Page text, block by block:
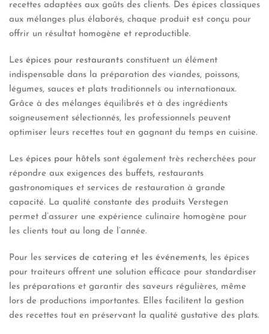
recettes adaptées aux goûts des clients. Des épices classiques
aux mélanges plus élaborés, chaque produit est conçu pour
offrir un résultat homogène et reproductible.
Les épices pour restaurants constituent un élément
indispensable dans la préparation des viandes, poissons,
légumes, sauces et plats traditionnels ou internationaux.
Grâce à des mélanges équilibrés et à des ingrédients
soigneusement sélectionnés, les professionnels peuvent
optimiser leurs recettes tout en gagnant du temps en cuisine.
Les épices pour hôtels sont également très recherchées pour
répondre aux exigences des buffets, restaurants
gastronomiques et services de restauration à grande
capacité. La qualité constante des produits Verstegen
permet d’assurer une expérience culinaire homogène pour
les clients tout au long de l’année.
Pour les services de catering et les événements, les épices
pour traiteurs offrent une solution efficace pour standardiser
les préparations et garantir des saveurs régulières, même
lors de productions importantes. Elles facilitent la gestion
des recettes tout en préservant la qualité gustative des plats.